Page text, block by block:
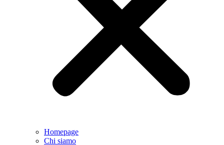
Homepage
Chi siamo